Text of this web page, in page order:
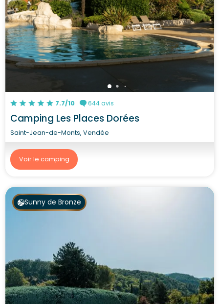
7.7/10 644 avis
Camping Les Places Dorées
Saint-Jean-de-Monts, Vendée
Voir le camping
Sunny de Bronze